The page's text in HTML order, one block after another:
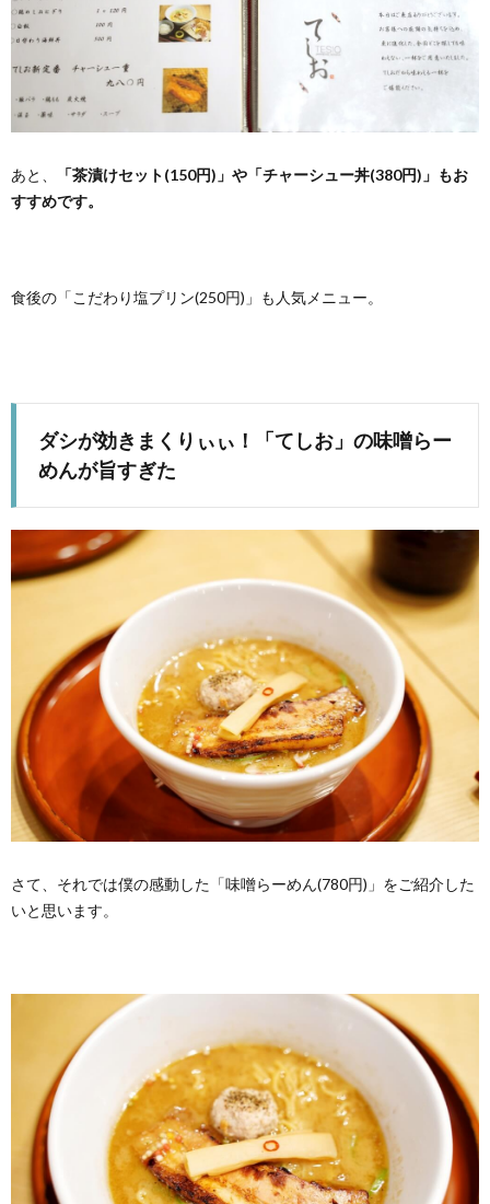
あと、
「茶漬けセット(150円)」や「チャーシュー丼(380円)」もお
すすめです。
食後の「こだわり塩プリン(250円)」も人気メニュー。
ダシが効きまくりぃぃ！「てしお」の味噌らー
めんが旨すぎた
さて、それでは僕の感動した「味噌らーめん(780円)」をご紹介した
いと思います。